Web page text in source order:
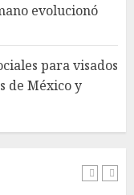
evolucionó
para visados
de México y
México y
de Wall Street